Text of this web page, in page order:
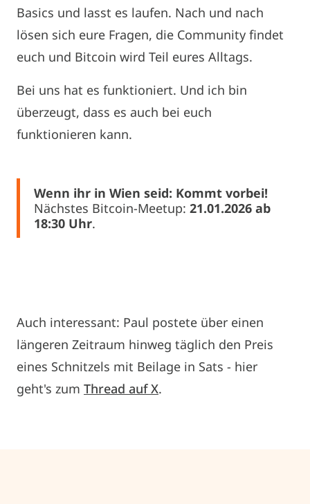
Basics und lasst es laufen. Nach und nach
lösen sich eure Fragen, die Community findet
euch und Bitcoin wird Teil eures Alltags.
Bei uns hat es funktioniert. Und ich bin
überzeugt, dass es auch bei euch
funktionieren kann.
Wenn ihr in Wien seid: Kommt vorbei!
Nächstes Bitcoin-Meetup: 21.01.2026 ab
18:30 Uhr.
Auch interessant: Paul postete über einen
längeren Zeitraum hinweg täglich den Preis
eines Schnitzels mit Beilage in Sats - hier
geht's zum Thread auf X.